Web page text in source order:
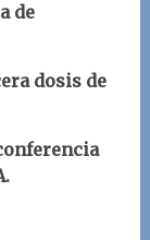
de
dosis de